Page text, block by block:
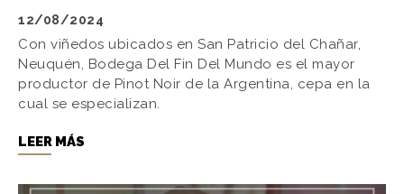
12/08/2024
Con viñedos ubicados en San Patricio del Chañar,
Neuquén, Bodega Del Fin Del Mundo es el mayor
productor de Pinot Noir de la Argentina, cepa en la
cual se especializan.
LEER MÁS